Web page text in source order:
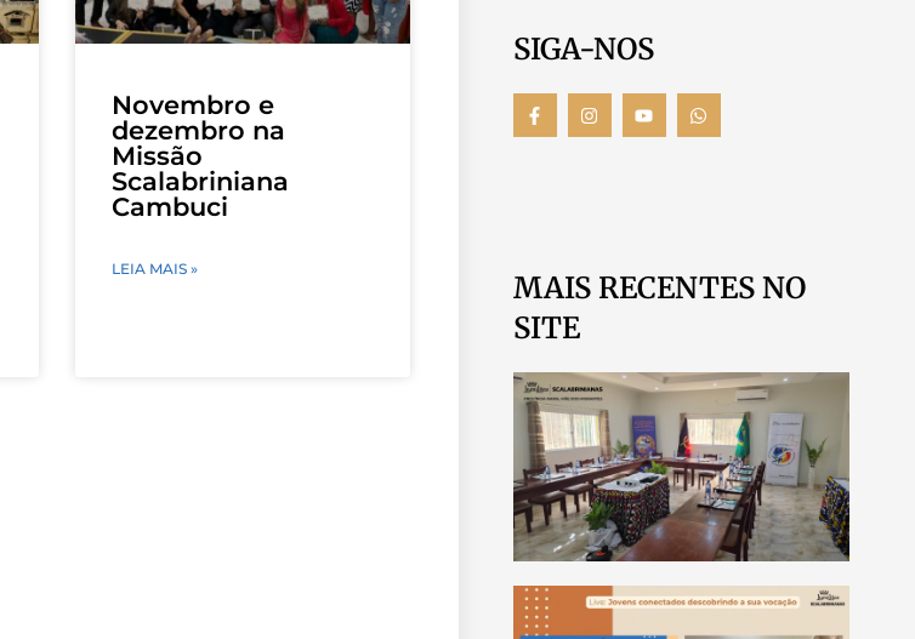
Novembro e
dezembro na
Missão
Scalabriniana
Cambuci
LEIA MAIS »
SIGA-NOS
MAIS RECENTES NO
SITE